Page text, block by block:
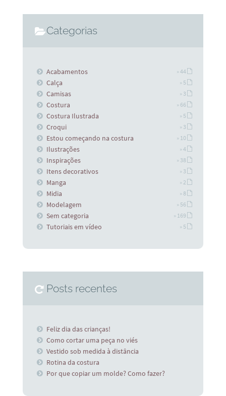
Categorias
Acabamentos » 44
Calça » 5
Camisas » 3
Costura » 66
Costura Ilustrada » 5
Croqui » 3
Estou começando na costura » 10
Ilustrações » 4
Inspirações » 38
Itens decorativos » 3
Manga » 2
Midia » 8
Modelagem » 56
Sem categoria » 169
Tutoriais em vídeo » 5
Posts recentes
Feliz dia das crianças!
Como cortar uma peça no viés
Vestido sob medida à distância
Rotina da costura
Por que copiar um molde? Como fazer?